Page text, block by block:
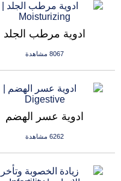
ادوية مرطب الجلد
8067 مشاهدة
ادوية عسر الهضم
6262 مشاهدة